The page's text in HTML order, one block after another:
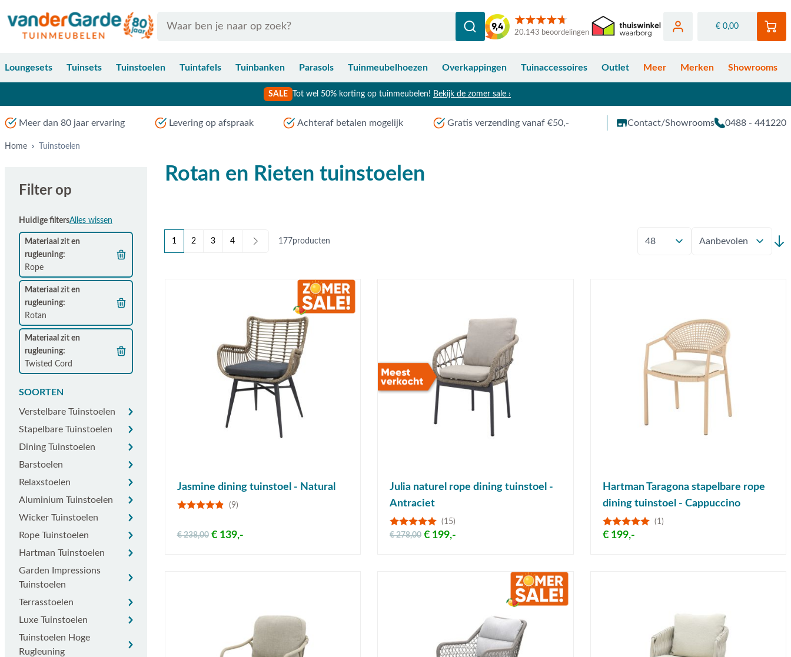
20.143 beoordelingen
€ 0,00
Loungesets Tuinsets Tuinstoelen Tuintafels Tuinbanken Parasols Tuinmeubelhoezen Overkappingen Tuinaccessoires Outlet Meer Merken Showrooms
SALE Tot wel 50% korting op tuinmeubelen! Bekijk de zomer sale ›
Meer dan 80 jaar ervaring Levering op afspraak Achteraf betalen mogelijk Gratis verzending vanaf €50,- Contact/Showrooms 0488 - 441220
Home Tuinstoelen
Rotan en Rieten tuinstoelen
U lees momenteel pagina
1 2 3 4 177producten
Jasmine dining tuinstoel - Natural
(9)
€ 139,-
€ 238,00
Julia naturel rope dining tuinstoel -
Antraciet
(15)
€ 199,-
€ 278,00
Hartman Taragona stapelbare rope
dining tuinstoel - Cappuccino
(1)
€ 199,-
Filter op
Huidige filtersAlles wissen
Materiaal zit en
rugleuning
Rope
Materiaal zit en
rugleuning
Rotan
Materiaal zit en
rugleuning
Twisted Cord
SOORTEN
Verstelbare tuinstoelen
Verstelbare Tuinstoelen
Stapelbare tuinstoelen
Stapelbare Tuinstoelen
Dining tuinstoelen
Dining Tuinstoelen
Barstoelen
Barstoelen
Relaxstoelen
Relaxstoelen
Aluminium tuinstoelen
Aluminium Tuinstoelen
Wicker tuinstoelen
Wicker Tuinstoelen
Rope tuinstoelen
Rope Tuinstoelen
Hartman tuinstoelen
Hartman Tuinstoelen
Garden Impressions tuinstoelen
Garden Impressions
Tuinstoelen
Terrasstoelen
Terrasstoelen
Luxe tuinstoelen
Luxe Tuinstoelen
Tuinstoelen hoge rugleuning
Tuinstoelen Hoge
Rugleuning